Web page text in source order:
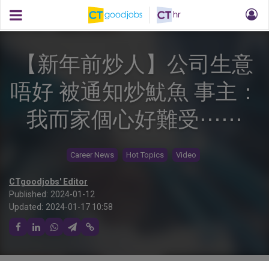
【新年前炒人】公司生意
唔好 被通知炒魷魚 事主：
我而家個心好難受⋯⋯
Career News Hot Topics Video
CTgoodjobs' Editor
Published: 2024-01-12
Updated: 2024-01-17 10:58